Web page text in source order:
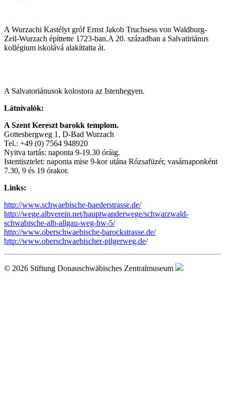
A Wurzachi Kastélyt gróf Ernst Jakob Truchsess von Waldburg-
Zeil-Wurzach építtette 1723-ban.A 20. században a Salvatiriánus
kollégium iskolává alakíttatta át.
A Salvatoriánusok kolostora az Istenhegyen.
Látnivalók:
A Szent Kereszt barokk templom.
Gottesbergweg 1, D-Bad Wurzach
Tel.: +49 (0) 7564 948920
Nyitva tartás: naponta 9-19.30 óráig.
Istentisztelet: naponta mise 9-kor utána Rózsafüzér, vasárnaponként
7.30, 9 és 19 órakor.
Links:
http://www.schwaebische-baederstrasse.de/
http://wege.albverein.net/hauptwanderwege/schwarzwald-
schwabische-alb-allgau-weg-hw-5/
http://www.oberschwaebische-barockstrasse.de/
http://www.oberschwaebischer-pilgerweg.de/
© 2026 Stiftung Donauschwäbisches Zentralmuseum